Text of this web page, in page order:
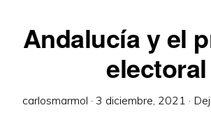
Andalucía y el
electoral
carlosmarmol · 3 diciembre, 2021 ·